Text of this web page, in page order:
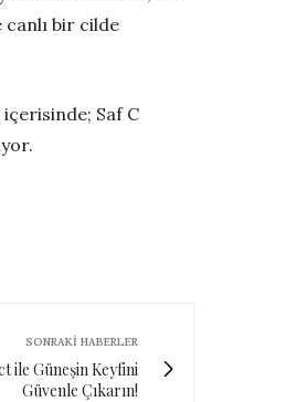
canlı bir cilde
içerisinde; Saf C
SONRAKI HABERLER
ile Güneşin Keyfini
Güvenle Çıkarın!